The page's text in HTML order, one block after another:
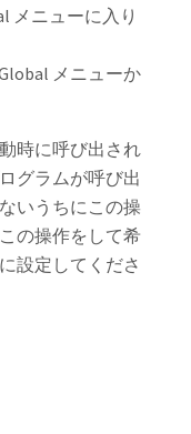
メニューに入り
メニューか
時に呼び出され
グラムが呼び出
いうちにこの操
の操作をして希
設定してくださ